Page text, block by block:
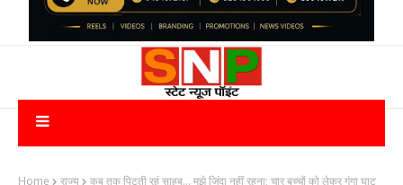
Home राज्य
कब तक पिटती रहूं साहब... मुझे जिंदा नहीं रहना; चार बच्चों को लेकर गंगा घाट